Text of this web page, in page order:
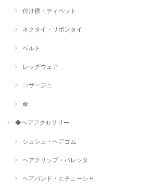
付け襟・ティペット
ネクタイ・リボンタイ
ベルト
レッグウェア
コサージュ
傘
◆ヘアアクセサリー
シュシュ・ヘアゴム
ヘアクリップ・バレッタ
ヘアバンド・カチューシャ